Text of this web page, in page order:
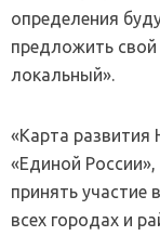
определения
предложить
локальный».
«Карта
«Единой
принять участие
всех городах и